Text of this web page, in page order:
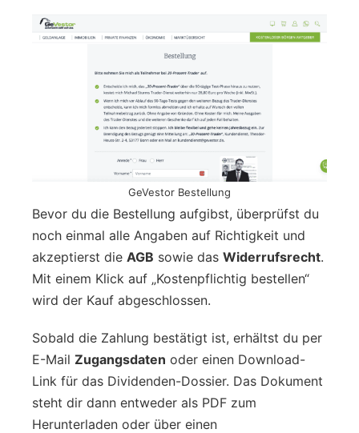
GeVestor Bestellung
Bevor du die Bestellung aufgibst, überprüfst du
noch einmal alle Angaben auf Richtigkeit und
akzeptierst die AGB sowie das Widerrufsrecht.
Mit einem Klick auf „Kostenpflichtig bestellen“
wird der Kauf abgeschlossen.
Sobald die Zahlung bestätigt ist, erhältst du per
E-Mail Zugangsdaten oder einen Download-
Link für das Dividenden-Dossier. Das Dokument
steht dir dann entweder als PDF zum
Herunterladen oder über einen